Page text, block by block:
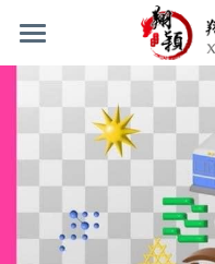
首頁
服務項目
活動醫療救護站
活動保全.臨時保
安全維護服務
聯絡我們
工作實績與招募